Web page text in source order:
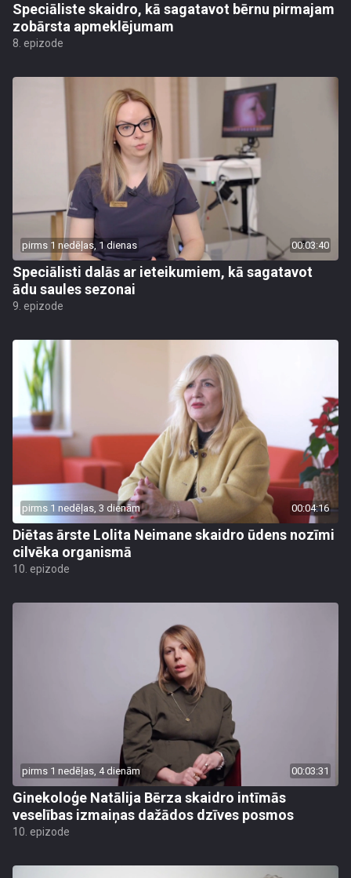
Speciāliste skaidro, kā sagatavot bērnu pirmajam
zobārsta apmeklējumam
8. epizode
pirms 1 nedēļas, 1 dienas 00:03:40
Speciālisti dalās ar ieteikumiem, kā sagatavot
ādu saules sezonai
9. epizode
pirms 1 nedēļas, 3 dienām 00:04:16
Diētas ārste Lolita Neimane skaidro ūdens nozīmi
cilvēka organismā
10. epizode
pirms 1 nedēļas, 4 dienām 00:03:31
Ginekoloģe Natālija Bērza skaidro intīmās
veselības izmaiņas dažādos dzīves posmos
10. epizode